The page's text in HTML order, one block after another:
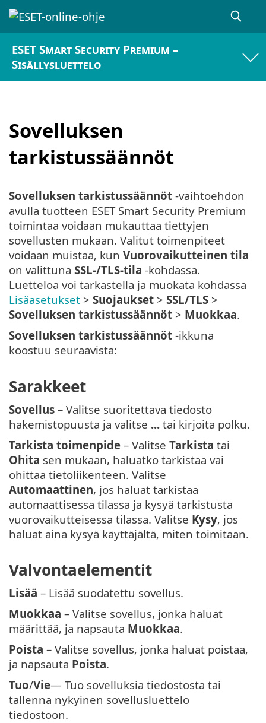
ESET Smart Security Premium –
Sisällysluettelo
Sovelluksen
tarkistussäännöt
Sovelluksen tarkistussäännöt -vaihtoehdon
avulla tuotteen ESET Smart Security Premium
toimintaa voidaan mukauttaa tiettyjen
sovellusten mukaan. Valitut toimenpiteet
voidaan muistaa, kun Vuorovaikutteinen tila
on valittuna SSL-/TLS-tila -kohdassa.
Luetteloa voi tarkastella ja muokata kohdassa
Lisäasetukset > Suojaukset > SSL/TLS >
Sovelluksen tarkistussäännöt > Muokkaa.
Sovelluksen tarkistussäännöt -ikkuna
koostuu seuraavista:
Sarakkeet
Sovellus – Valitse suoritettava tiedosto
hakemistopuusta ja valitse ... tai kirjoita polku.
Tarkista toimenpide – Valitse Tarkista tai
Ohita sen mukaan, haluatko tarkistaa vai
ohittaa tietoliikenteen. Valitse
Automaattinen, jos haluat tarkistaa
automaattisessa tilassa ja kysyä tarkistusta
vuorovaikutteisessa tilassa. Valitse Kysy, jos
haluat aina kysyä käyttäjältä, miten toimitaan.
Valvontaelementit
Lisää – Lisää suodatettu sovellus.
Muokkaa – Valitse sovellus, jonka haluat
määrittää, ja napsauta Muokkaa.
Poista – Valitse sovellus, jonka haluat poistaa,
ja napsauta Poista.
Tuo/Vie— Tuo sovelluksia tiedostosta tai
tallenna nykyinen sovellusluettelo
tiedostoon.